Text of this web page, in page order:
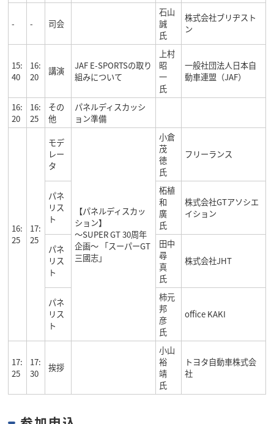
- - 司会
石山
誠
氏
株式会社ブリヂスト
ン
15:
40
16:
20
講演
JAF E-SPORTSの取り
組みについて
上村
昭
一
氏
一般社団法人日本自
動車連盟（JAF）
16:
20
16:
25
その
他
パネルディスカッシ
ョン準備
16:
25
17:
25
モデ
レー
タ
【パネルディスカッ
ション】
〜SUPER GT 30周年
企画〜 「スーパーGT
三國志」
小倉
茂
徳
氏
フリーランス
パネ
リス
ト
柘植
和
廣
氏
株式会社GTアソシエ
イション
パネ
リス
ト
田中
尋
真
氏
株式会社JHT
パネ
リス
ト
柿元
邦
彦
氏
office KAKI
17:
25
17:
30
挨拶
小山
裕
靖
氏
トヨタ自動車株式会
社